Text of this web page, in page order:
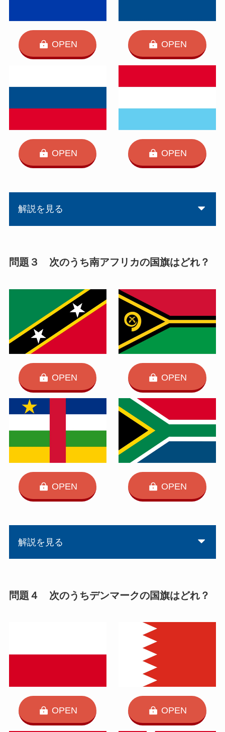
OPEN OPEN
OPEN OPEN
解説を見る
問題３ 次のうち南アフリカの国旗はどれ？
OPEN OPEN
OPEN OPEN
解説を見る
問題４ 次のうちデンマークの国旗はどれ？
OPEN OPEN